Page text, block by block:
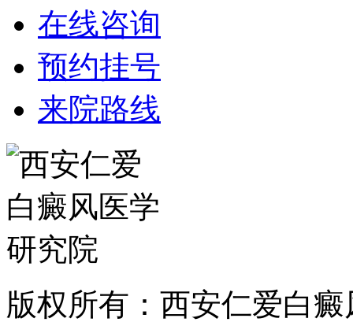
在线咨询
预约挂号
来院路线
版权所有：西安仁爱白